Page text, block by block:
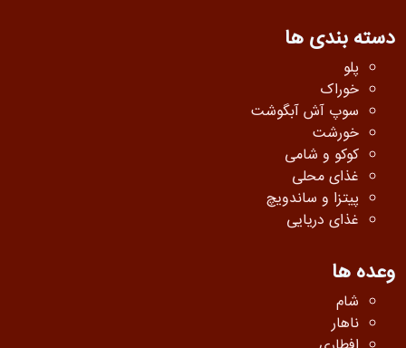
دسته بندی ها
پلو
خوراک
سوپ آش آبگوشت
خورشت
کوکو و شامی
غذای محلی
پیتزا و ساندویچ
غذای دریایی
وعده ها
شام
ناهار